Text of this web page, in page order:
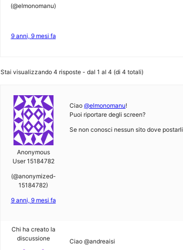
(@elmonomanu)
9 anni, 9 mesi fa
Stai visualizzando 4 risposte - dal 1 al 4 (di 4 totali)
Anonymous
User 15184782
(@anonymized-
15184782)
9 anni, 9 mesi fa
Ciao @elmonomanu!
Puoi riportare degli screen?
Se non conosci nessun sito dove postarli
Chi ha creato la
discussione
Ciao @andreaisi